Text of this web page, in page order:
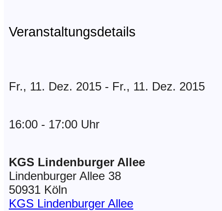
Veranstaltungsdetails
Fr., 11. Dez. 2015 - Fr., 11. Dez. 2015
16:00 - 17:00 Uhr
KGS Lindenburger Allee
Lindenburger Allee 38
50931 Köln
KGS Lindenburger Allee